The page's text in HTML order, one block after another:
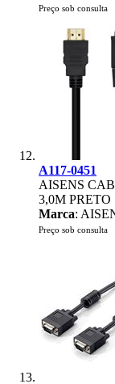
Preço sob consulta
A117-0451
AISENS
3,0M PRETO
Marca:
Preço sob consulta